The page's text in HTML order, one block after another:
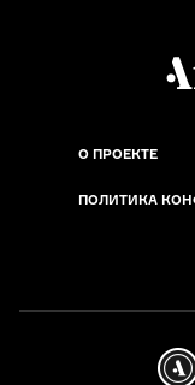
О ПРОЕКТЕ
ПОЛИТИКА